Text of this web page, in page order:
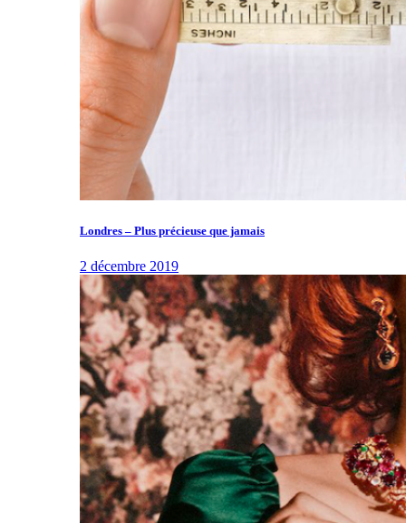
Londres – Plus précieuse que jamais
2 décembre 2019